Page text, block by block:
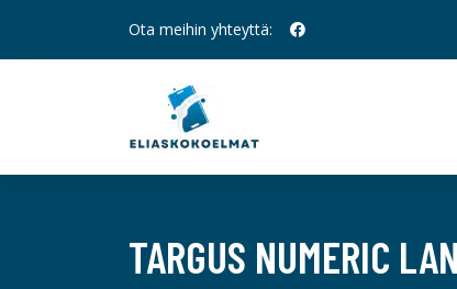
Ota meihin yhteyttä:
TARGUS NUMERIC